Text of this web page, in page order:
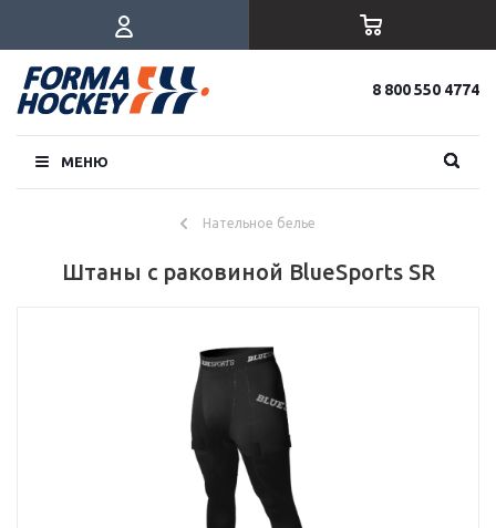
8 800 550 4774
МЕНЮ
Нательное белье
Штаны с раковиной BlueSports SR